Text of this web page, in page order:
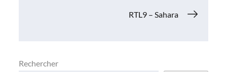
RTL9 – Sahara
Rechercher